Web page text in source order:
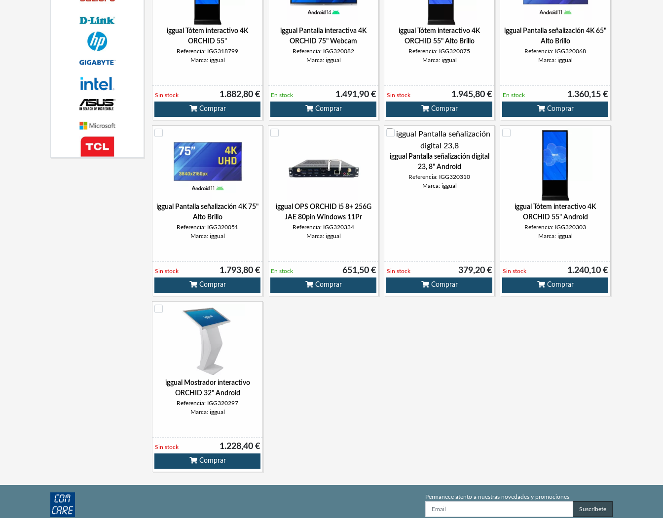
iggual Tótem interactivo 4K
ORCHID 55"
Referencia: IGG318799
Marca: iggual
1.882,80 €
Sin stock
Comprar
iggual Pantalla interactiva 4K
ORCHID 75" Webcam
Referencia: IGG320082
Marca: iggual
1.491,90 €
En stock
Comprar
iggual Tótem interactivo 4K
ORCHID 55" Alto Brillo
Referencia: IGG320075
Marca: iggual
1.945,80 €
Sin stock
Comprar
iggual Pantalla señalización 4K 65"
Alto Brillo
Referencia: IGG320068
Marca: iggual
1.360,15 €
En stock
Comprar
iggual Pantalla señalización 4K 75"
Alto Brillo
Referencia: IGG320051
Marca: iggual
1.793,80 €
Sin stock
Comprar
iggual OPS ORCHID i5 8+ 256G
JAE 80pin Windows 11Pr
Referencia: IGG320334
Marca: iggual
651,50 €
En stock
Comprar
iggual Pantalla señalización digital
23, 8" Android
Referencia: IGG320310
Marca: iggual
379,20 €
Sin stock
Comprar
iggual Tótem interactivo 4K
ORCHID 55" Android
Referencia: IGG320303
Marca: iggual
1.240,10 €
Sin stock
Comprar
iggual Mostrador interactivo
ORCHID 32" Android
Referencia: IGG320297
Marca: iggual
1.228,40 €
Sin stock
Comprar
Permanece atento a nuestras novedades y promociones
Suscríbete